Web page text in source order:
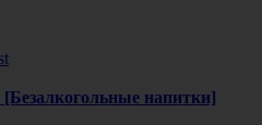
[Безалкогольные напитки]